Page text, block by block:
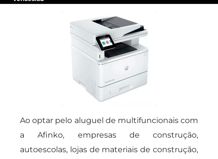
Ao optar pelo aluguel de multifuncionais com
a Afinko, empresas de construção,
autoescolas, lojas de materiais de construção,